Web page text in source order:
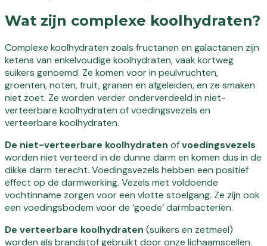
Wat zijn complexe koolhydraten?
Complexe koolhydraten zoals fructanen en galactanen zijn
ketens van enkelvoudige koolhydraten, vaak kortweg
suikers genoemd. Ze komen voor in peulvruchten,
groenten, noten, fruit, granen en afgeleiden, en ze smaken
niet zoet. Ze worden verder onderverdeeld in niet-
verteerbare koolhydraten of voedingsvezels en
verteerbare koolhydraten.
De niet-verteerbare koolhydraten ofvoedingsvezels
worden niet verteerd in de dunne darm en komen dus in de
dikke darm terecht. Voedingsvezels hebben een positief
effect op de darmwerking. Vezels met voldoende
vochtinname zorgen voor een vlotte stoelgang. Ze zijn ook
een voedingsbodem voor de ‘goede’ darmbacteriën.
De verteerbare koolhydraten (suikers en zetmeel)
worden als brandstof gebruikt door onze lichaamscellen.